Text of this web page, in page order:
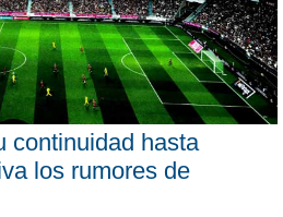
continuidad hasta
los rumores de